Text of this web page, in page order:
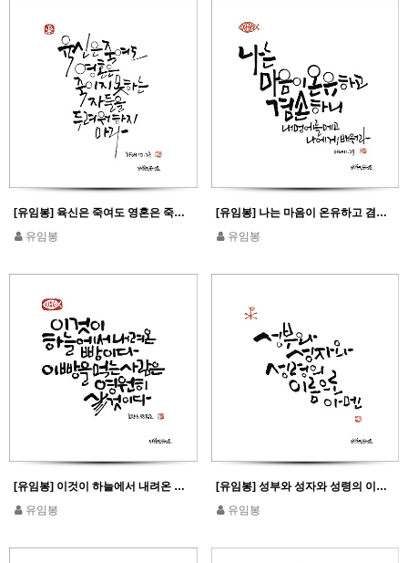
[유임봉] 육신은 죽여도 영혼은 죽이지 못하는 자들을 두려워하지 마라_마태 10,28
유임봉
[유임봉] 나는 마음이 온유하고 겸손하니 내 멍에를 메고 나에게 배워라_마태 11,29
유임봉
[유임봉] 이것이 하늘에서 내려온 빵이다 이 빵을 먹은 사람은 영원히 살 것이다
유임봉
[유임봉] 성부와 성자와 성령의 이름으로 아멘
유임봉